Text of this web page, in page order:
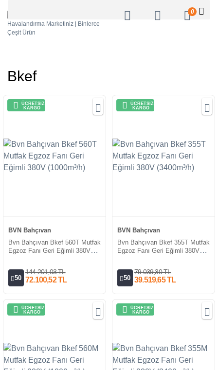
0
Bkef
ÜCRETSİZ
KARGO
BVN Bahçıvan
Bvn Bahçıvan Bkef 560T Mutfak
Egzoz Fanı Geri Eğimli 380V
50
144.201,03 TL
72.100,52 TL
ÜCRETSİZ
KARGO
BVN Bahçıvan
Bvn Bahçıvan Bkef 355T Mutfak
Egzoz Fanı Geri Eğimli 380V
50
79.039,30 TL
39.519,65 TL
ÜCRETSİZ
KARGO
ÜCRETSİZ
KARGO